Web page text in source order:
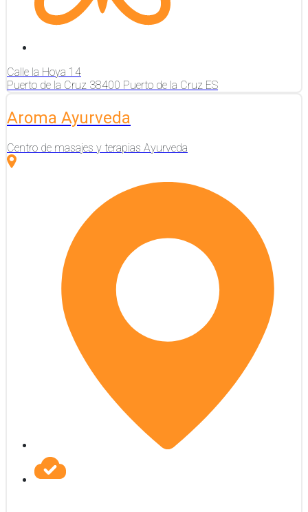
Calle la Hoya 14
Puerto de la Cruz 38400 Puerto de la Cruz ES
Aroma Ayurveda
Centro de masajes y terapias Ayurveda